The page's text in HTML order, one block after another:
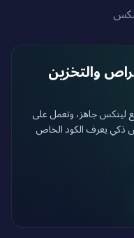
والتخزين
لينكس جاهز، وتعمل على
ذكي يعرف الكود الخاص